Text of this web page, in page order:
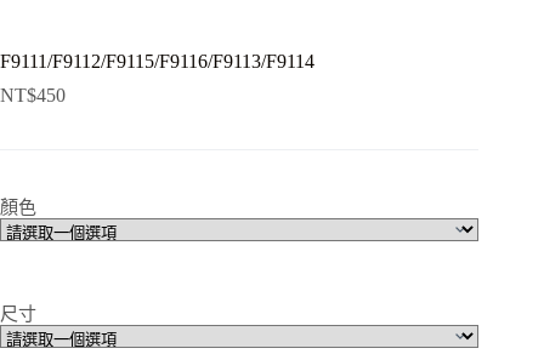
F9111/F9112/F9115/F9116/F9113/F9114
NT$450
顏色
尺寸